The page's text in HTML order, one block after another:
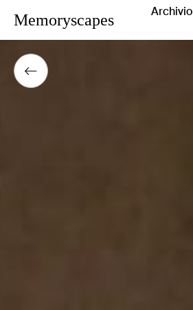
Memoryscapes Archivio